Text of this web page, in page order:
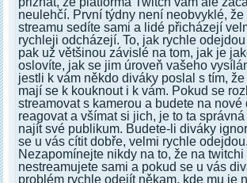
neulehčí. První týdny není neobvyklé, že
streamu sedíte sami a lidé přicházejí
rychleji odcházejí. To, jak rychle
pak už většinou závislé na tom, jak je
oslovíte, jak se jim úroveň vašeho
jestli k vám někdo diváky poslal s tím,
mají se k kouknout i k vám. Pokud se
streamovat s kamerou a budete na nové
reagovat a všímat si jich, je to ta
najít své publikum. Budete-li diváky
se u vás cítit dobře, velmi rychle odejdou.
Nezapomínejte nikdy na to, že na twitchi
nestreamujete sami a pokud se u vás
problém rychle odejít někam, kde mu je